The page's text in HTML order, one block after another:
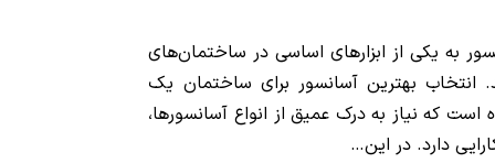
به یکی از ابزارهای اساسی در ساختمان‌های
انتخاب بهترین آسانسور برای ساختمان یک
که نیاز به درک عمیق از انواع آسانسورها،
دارد. در این…